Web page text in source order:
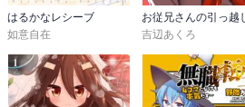
はるかなレシーブ
如意自在
吉辺あくろ